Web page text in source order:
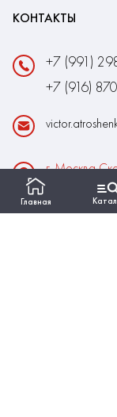
Главная
КОНТАКТЫ
+7 (991)
+7 (916)
г. Москва
помещение 22)
Время